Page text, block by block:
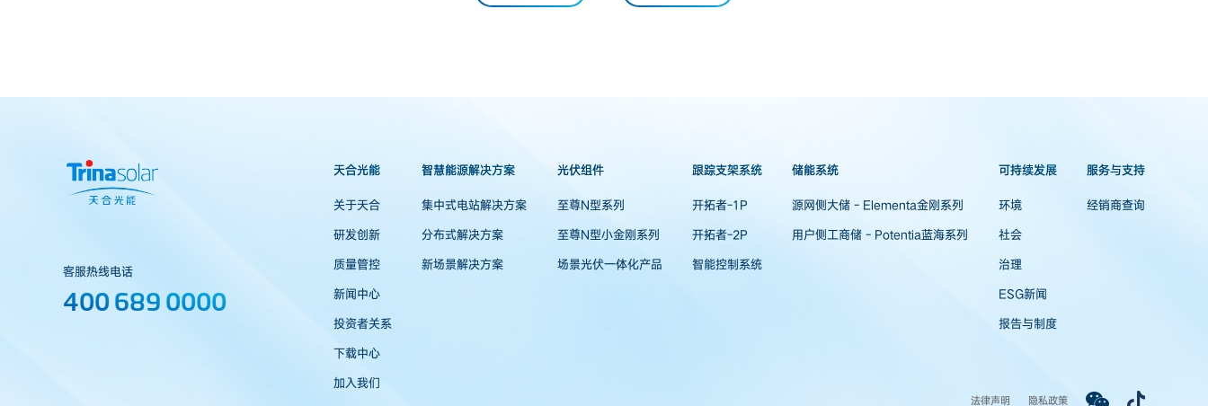
客服热线电话
400 689 0000
天合光能
关于天合
研发创新
质量管控
新闻中心
投资者关系
下载中心
加入我们
智慧能源解决方案
集中式电站解决方案
分布式解决方案
新场景解决方案
光伏组件
至尊N型系列
至尊N型小金刚系列
场景光伏一体化产品
跟踪支架系统
开拓者-1P
开拓者-2P
智能控制系统
储能系统
源网侧大储 - Elementa金刚系列
用户侧工商储 - Potentia蓝海系列
可持续发展
环境
社会
治理
ESG新闻
报告与制度
服务与支持
经销商查询
法律声明 隐私政策